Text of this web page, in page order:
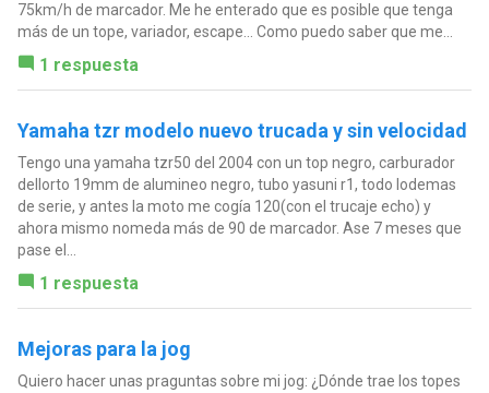
75km/h de marcador. Me he enterado que es posible que tenga
más de un tope, variador, escape... Como puedo saber que me...
1 respuesta
Yamaha tzr modelo nuevo trucada y sin velocidad
Tengo una yamaha tzr50 del 2004 con un top negro, carburador
dellorto 19mm de alumineo negro, tubo yasuni r1, todo lodemas
de serie, y antes la moto me cogía 120(con el trucaje echo) y
ahora mismo nomeda más de 90 de marcador. Ase 7 meses que
pase el...
1 respuesta
Mejoras para la jog
Quiero hacer unas praguntas sobre mi jog: ¿Dónde trae los topes